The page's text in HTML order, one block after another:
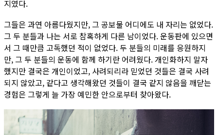
지였다.
그들은 과연 아름다웠지만, 그 공보물 어디에도 내 자리는 없었다.
그 두 분들과 나는 서로 참혹하게 다른 남이었다. 운동판에 있으면
서 그 때만큼 고독했던 적이 없었다. 두 분들의 미래를 응원하지
만, 그 두 분들의 운동에 함께 하기란 어려웠다. 개인화하지 말자
했지만 결국은 개인이었고, 사려되리라 믿었던 것들은 결국 사려
되지 않았고, 같다고 생각해왔던 것들이 결국 같지 않음을 깨닫는
경험은 그렇게 늘 가장 예민한 안으로부터 찾아왔다.